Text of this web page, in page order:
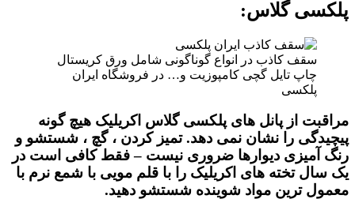
پلکسی گلاس:
سقف کاذب در انواع گوناگونی شامل ورق کریستال
چاپ تایل گچی کامپوزیت و… در فروشگاه ایران
پلکسی
مراقبت از پانل های پلکسی گلاس اکریلیک هیچ گونه
پیچیدگی را نشان نمی دهد. تمیز کردن ، گچ ، شستشو و
رنگ آمیزی دیوارها ضروری نیست – فقط کافی است در
یک سال تخته های اکریلیک را با قلم مویی با شمع نرم با
معمول ترین مواد شوینده شستشو دهید.